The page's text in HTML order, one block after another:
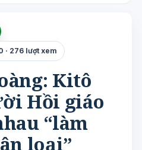
· 276 lượt xem
Kitô
Hồi giáo
“làm
loại”